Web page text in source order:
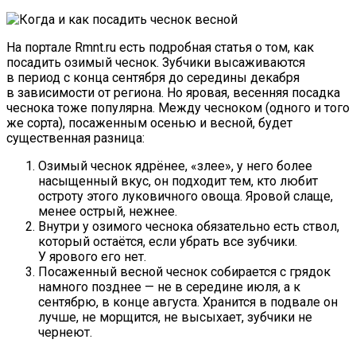
На портале Rmnt.ru есть подробная статья о том, как
посадить озимый чеснок. Зубчики высаживаются
в период с конца сентября до середины декабря
в зависимости от региона. Но яровая, весенняя посадка
чеснока тоже популярна. Между чесноком (одного и того
же сорта), посаженным осенью и весной, будет
существенная разница:
Озимый чеснок ядрёнее, «злее», у него более
насыщенный вкус, он подходит тем, кто любит
остроту этого луковичного овоща. Яровой слаще,
менее острый, нежнее.
Внутри у озимого чеснока обязательно есть ствол,
который остаётся, если убрать все зубчики.
У ярового его нет.
Посаженный весной чеснок собирается с грядок
намного позднее — не в середине июля, а к
сентябрю, в конце августа. Хранится в подвале он
лучше, не морщится, не высыхает, зубчики не
чернеют.